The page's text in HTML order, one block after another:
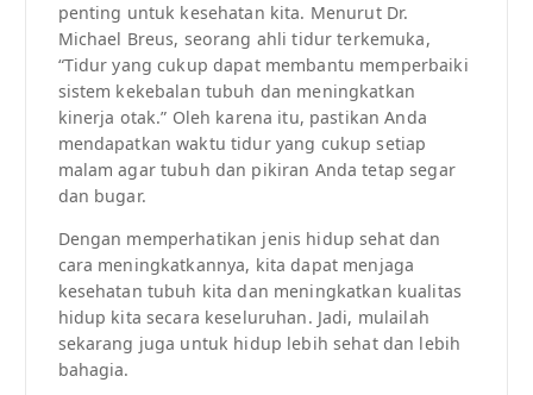
penting untuk kesehatan kita. Menurut Dr.
Michael Breus, seorang ahli tidur terkemuka,
“Tidur yang cukup dapat membantu memperbaiki
sistem kekebalan tubuh dan meningkatkan
kinerja otak.” Oleh karena itu, pastikan Anda
mendapatkan waktu tidur yang cukup setiap
malam agar tubuh dan pikiran Anda tetap segar
dan bugar.
Dengan memperhatikan jenis hidup sehat dan
cara meningkatkannya, kita dapat menjaga
kesehatan tubuh kita dan meningkatkan kualitas
hidup kita secara keseluruhan. Jadi, mulailah
sekarang juga untuk hidup lebih sehat dan lebih
bahagia.